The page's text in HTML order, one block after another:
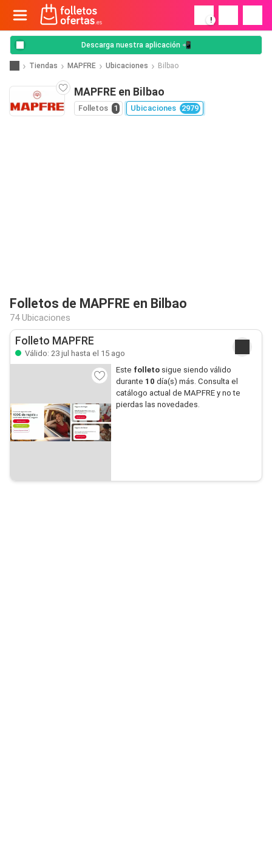
!
Descarga nuestra aplicación 📲
Tiendas MAPFRE Ubicaciones Bilbao
MAPFRE en Bilbao
Folletos 1 Ubicaciones 2979
Folletos de MAPFRE en Bilbao
74 Ubicaciones
Folleto MAPFRE
Válido: 23 jul hasta el 15 ago
Este folletosigue siendo válido
durante 10 día(s) más. Consulta el
catálogo actual de MAPFRE y no te
pierdas las novedades.